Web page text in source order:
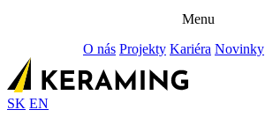
Menu
O nás Projekty Kariéra Novinky
SK EN